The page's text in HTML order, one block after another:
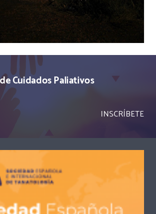
Cuidados Paliativos
INSCRÍBETE